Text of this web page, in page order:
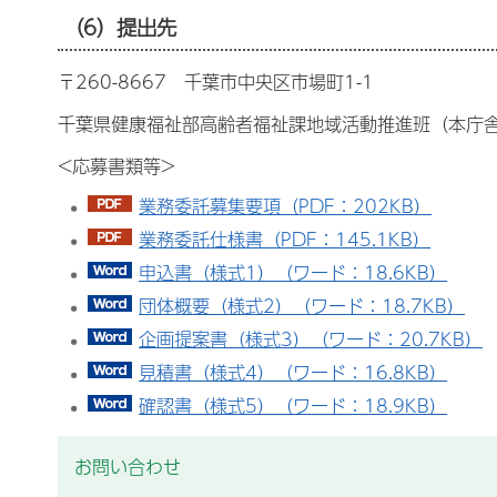
（6）提出先
〒260-8667 千葉市中央区市場町1-1
千葉県健康福祉部高齢者福祉課地域活動推進班（本庁
<応募書類等>
業務委託募集要項（PDF：202KB）
業務委託仕様書（PDF：145.1KB）
申込書（様式1）（ワード：18.6KB）
団体概要（様式2）（ワード：18.7KB）
企画提案書（様式3）（ワード：20.7KB）
見積書（様式4）（ワード：16.8KB）
確認書（様式5）（ワード：18.9KB）
お問い合わせ